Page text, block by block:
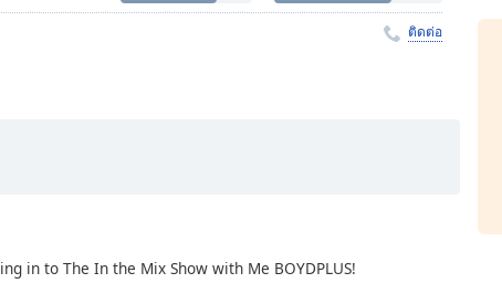
ติดต่อ
in to The In the Mix Show with Me BOYDPLUS!